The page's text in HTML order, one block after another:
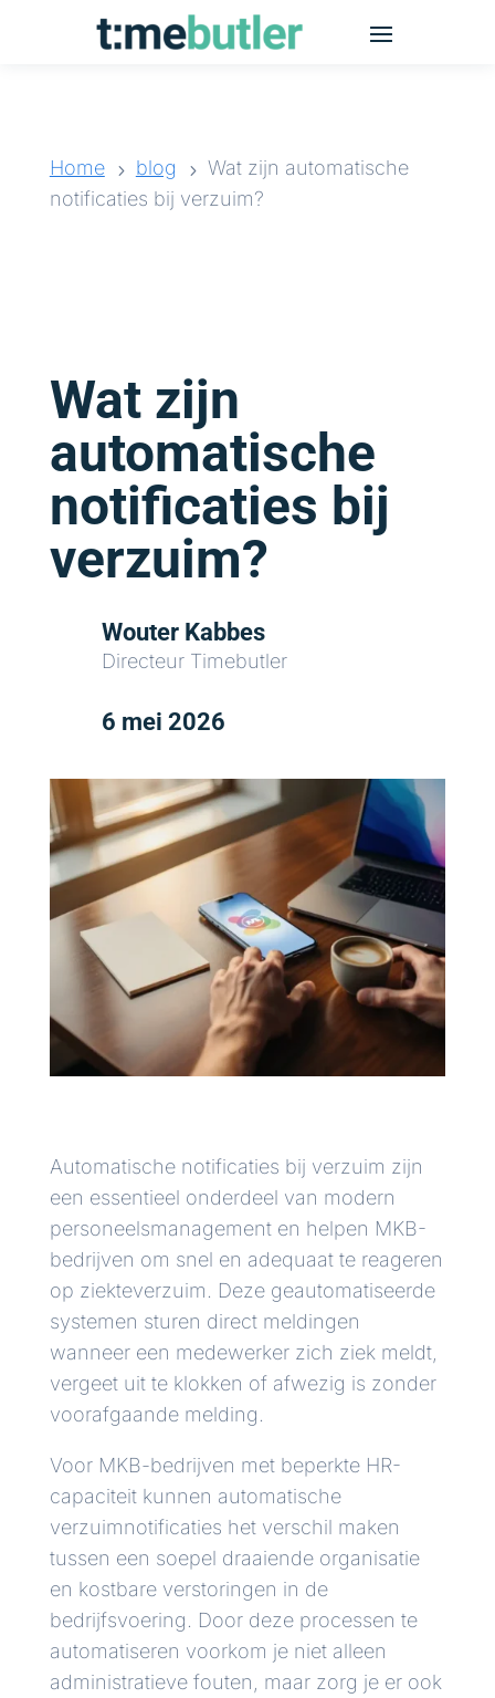
Home 5 blog 5 Wat zijn automatische
notificaties bij verzuim?
Wat zijn
automatische
notificaties bij
verzuim?
Wouter Kabbes
Directeur Timebutler
6 mei 2026
Automatische notificaties bij verzuim zijn
een essentieel onderdeel van modern
personeelsmanagement en helpen MKB-
bedrijven om snel en adequaat te reageren
op ziekteverzuim. Deze geautomatiseerde
systemen sturen direct meldingen
wanneer een medewerker zich ziek meldt,
vergeet uit te klokken of afwezig is zonder
voorafgaande melding.
Voor MKB-bedrijven met beperkte HR-
capaciteit kunnen automatische
verzuimnotificaties het verschil maken
tussen een soepel draaiende organisatie
en kostbare verstoringen in de
bedrijfsvoering. Door deze processen te
automatiseren voorkom je niet alleen
administratieve fouten, maar zorg je er ook